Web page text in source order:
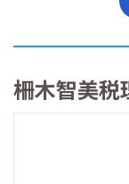
柵木智美税